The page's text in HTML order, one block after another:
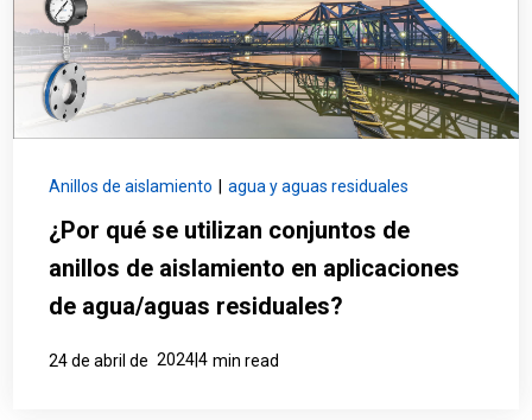
Anillos de aislamiento agua y aguas residuales
¿Por qué se utilizan conjuntos de
anillos de aislamiento en aplicaciones
de agua/aguas residuales?
24 de abril de 2024|4 min read